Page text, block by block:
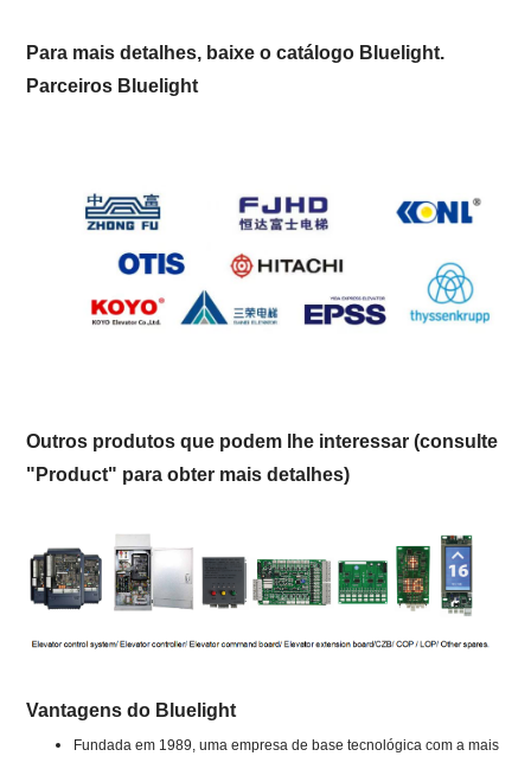
Para mais detalhes, baixe o catálogo Bluelight.
Parceiros Bluelight
Outros produtos que podem lhe interessar (consulte
"Product" para obter mais detalhes)
Vantagens do Bluelight
Fundada em 1989, uma empresa de base tecnológica com a mais